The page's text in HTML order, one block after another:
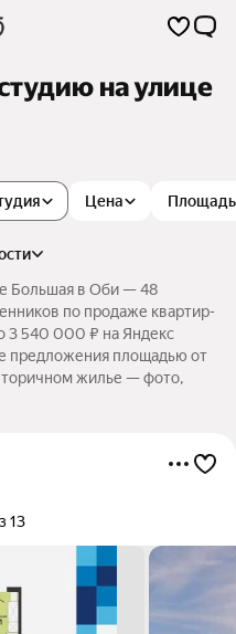
на улице
Цена Площадь
Большая в Оби — 48
по продаже квартир-
3 540 000 ₽ на Яндекс
предложения площадью от
жилье — фото,
13